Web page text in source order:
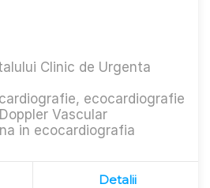
Clinic de Urgenta
ecocardiografie
Vascular
in ecocardiografia
Detalii